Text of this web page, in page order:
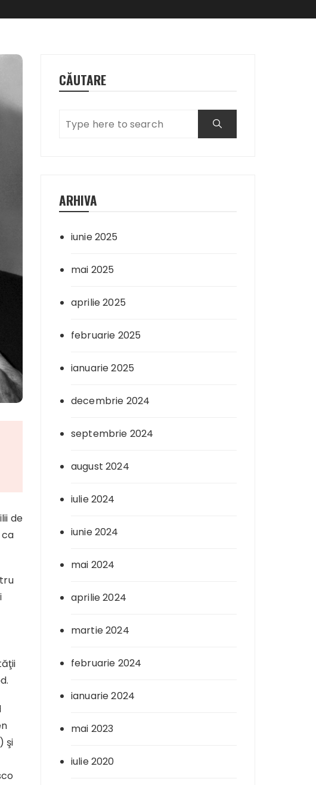
de
şi
CĂUTARE
ARHIVA
iunie 2025
mai 2025
aprilie 2025
februarie 2025
ianuarie 2025
decembrie 2024
septembrie 2024
august 2024
iulie 2024
iunie 2024
mai 2024
aprilie 2024
martie 2024
februarie 2024
ianuarie 2024
mai 2023
iulie 2020